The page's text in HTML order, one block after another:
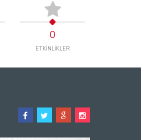
0
ETKİNLİKLER